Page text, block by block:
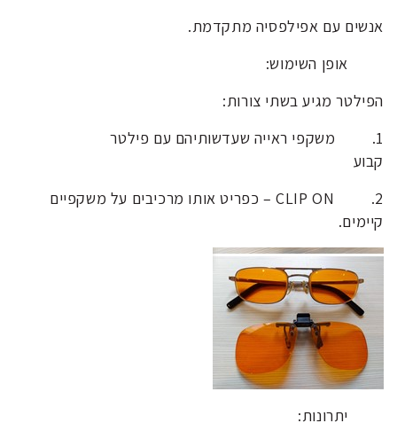
אנשים עם אפילפסיה מתקדמת.
אופן השימוש:
הפילטר מגיע בשתי צורות:
1. משקפי ראייה שעדשותיהם עם פילטר
קבוע
2. CLIP ON – כפריט אותו מרכיבים על משקפיים
קיימים.
יתרונות: